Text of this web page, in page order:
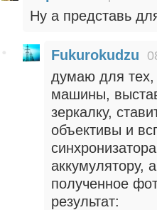
Ну а представь
Fukurokudzu
думаю для тех,
машины,
зеркалку,
объективы и
аккумулятору,
полученное
результат: